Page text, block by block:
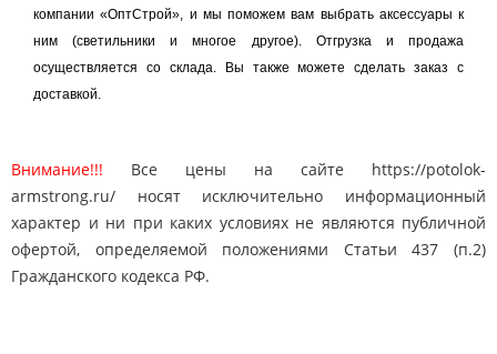
компании «ОптСтрой», и мы поможем вам выбрать аксессуары к
ним (светильники и многое другое). Отгрузка и продажа
осуществляется со склада. Вы также можете сделать заказ с
доставкой.
Внимание!!! Все цены на сайте https://potolok-
armstrong.ru/ носят исключительно информационный
характер и ни при каких условиях не являются публичной
офертой, определяемой положениями Статьи 437 (п.2)
Гражданского кодекса РФ.